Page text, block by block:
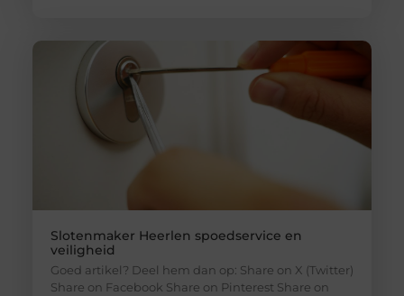
Slotenmaker Heerlen spoedservice en
veiligheid
Goed artikel? Deel hem dan op: Share on X (Twitter)
Share on Facebook Share on Pinterest Share on